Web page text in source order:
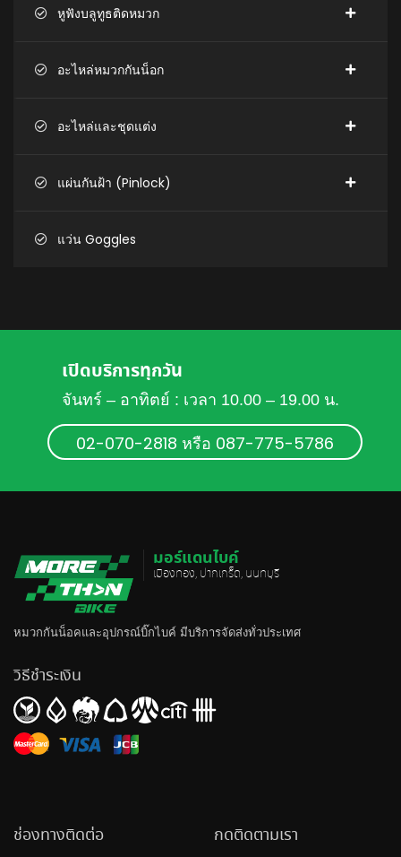
หูฟังบลูทูธติดหมวก
อะไหล่หมวกกันน็อก
อะไหล่และชุดแต่ง
แผ่นกันฝ้า (Pinlock)
แว่น Goggles
เปิดบริการทุกวัน
จันทร์ – อาทิตย์ : เวลา 10.00 – 19.00 น.
02-070-2818 หรือ 087-775-5786
มอร์แดนไบค์
เมืองทอง, ปากเกร็ด, นนทบุรี
หมวกกันน็อคและอุปกรณ์บิ๊กไบค์ มีบริการจัดส่งทั่วประเทศ
วิธีชำระเงิน
ช่องทางติดต่อ กดติดตามเรา